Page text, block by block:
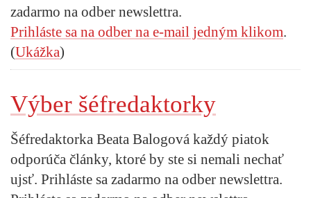
zadarmo na odber newslettra.
Prihláste sa na odber na e-mail jedným klikom.
(Ukážka)
Výber šéfredaktorky
Šéfredaktorka Beata Balogová každý piatok
odporúča články, ktoré by ste si nemali nechať
ujsť. Prihláste sa zadarmo na odber newslettra.